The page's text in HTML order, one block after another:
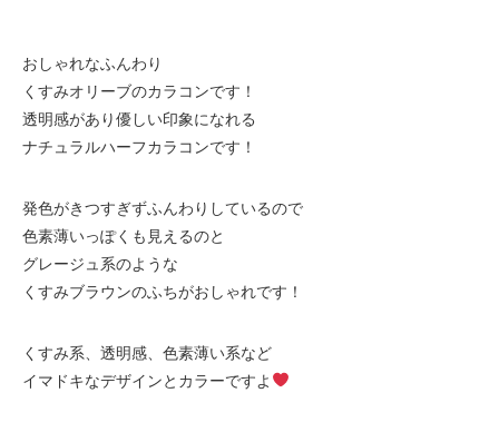
おしゃれなふんわり
くすみオリーブのカラコンです！
透明感があり優しい印象になれる
ナチュラルハーフカラコンです！
発色がきつすぎずふんわりしているので
色素薄いっぽくも見えるのと
グレージュ系のような
くすみブラウンのふちがおしゃれです！
くすみ系、透明感、色素薄い系など
イマドキなデザインとカラーですよ